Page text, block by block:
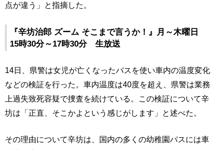
点が違う」と指摘した。
『辛坊治郎 ズーム そこまで言うか！』月～木曜日
15時30分～17時30分 生放送
14日、県警は女児が亡くなったバスを使い車内の温度変化
などの検証を行った。車内温度は40度を超え、県警は業務
上過失致死容疑で捜査を続けている。この検証について辛
坊は「正直、そこかよという感じがします」と述べた。
その理由について辛坊は、国内の多くの幼稚園バスには車